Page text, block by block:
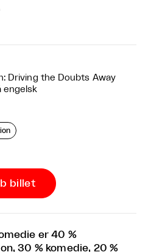
Driving the Doubts Away
engelsk
billet
er 40 %
30 % komedie, 20 %